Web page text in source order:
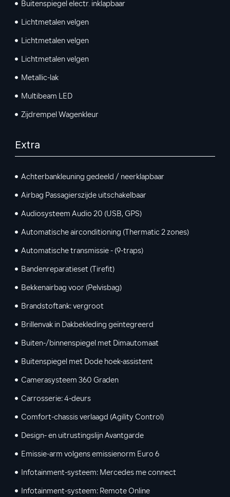
Buitenspiegel electr. inklapbaar
Lichtmetalen velgen
Lichtmetalen velgen
Lichtmetalen velgen
Metallic-lak
Multibeam LED
Zijdrempel Wagenkleur
Extra
Achterbankleuning gedeeld / neerklapbaar
Airbag Passagierszijde uitschakelbaar
Audiosysteem Audio 20 (USB, GPS)
Automatische airconditioning (Thermatic 2 zones)
Automatische transmissie - (9-traps)
Bandenreparatieset (Tirefit)
Bekkenairbag voor (Pelvisbag)
Brandstoftank: vergroot
Brillenvak in Dakbekleding geïntegreerd
Buiten-/binnenspiegel met Dimautomaat
Buitenspiegel met Dode hoek-assistent
Camerasysteem 360 Graden
Carrosserie: 4-deurs
Comfort-chassis verlaagd (Agility Control)
Design- en uitrustingslijn Avantgarde
Emissie-arm volgens emissienorm Euro 6
Infotainment-systeem: Mercedes me connect
Infotainment-systeem: Remote Online